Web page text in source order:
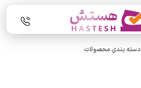
دسته بندی محصولات